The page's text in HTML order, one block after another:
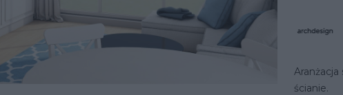
Aranżacja
ścianie.